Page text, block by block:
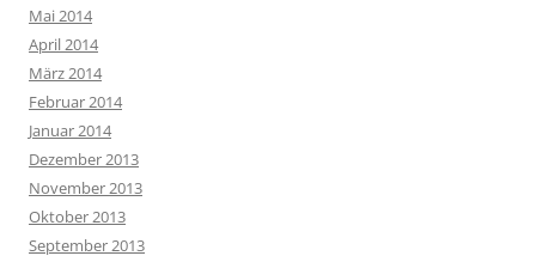
Mai 2014
April 2014
März 2014
Februar 2014
Januar 2014
Dezember 2013
November 2013
Oktober 2013
September 2013